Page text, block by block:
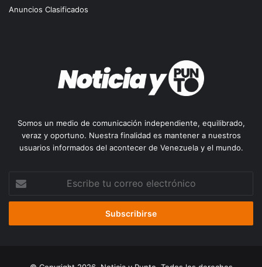
Anuncios Clasificados
Somos un medio de comunicación independiente, equilibrado,
veraz y oportuno. Nuestra finalidad es mantener a nuestros
usuarios informados del acontecer de Venezuela y el mundo.
correo